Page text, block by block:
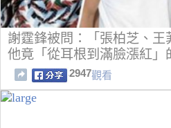
謝霆鋒被問：「張柏芝、王
他竟「從耳根到滿臉漲紅」
2947觀看